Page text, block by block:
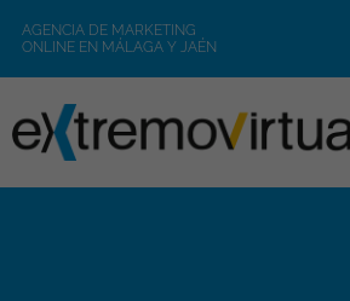
AGENCIA DE MARKETING
ONLINE EN MÁLAGA Y JAÉN